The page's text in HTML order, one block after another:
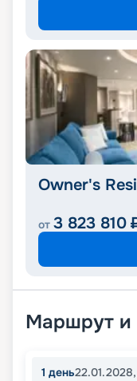
Owner's
от 3 823 810
Маршрут и
1 день22.01.2028,